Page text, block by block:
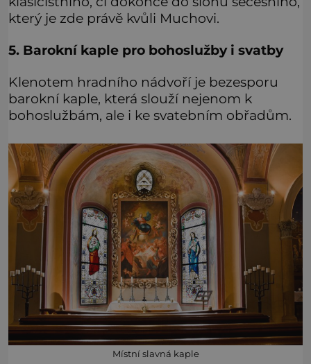
který je zde právě kvůli Muchovi.
5. Barokní kaple pro bohoslužby i svatby
Klenotem hradního nádvoří je bezesporu
barokní kaple, která slouží nejenom k
bohoslužbám, ale i ke svatebním obřadům.
Místní slavná kaple